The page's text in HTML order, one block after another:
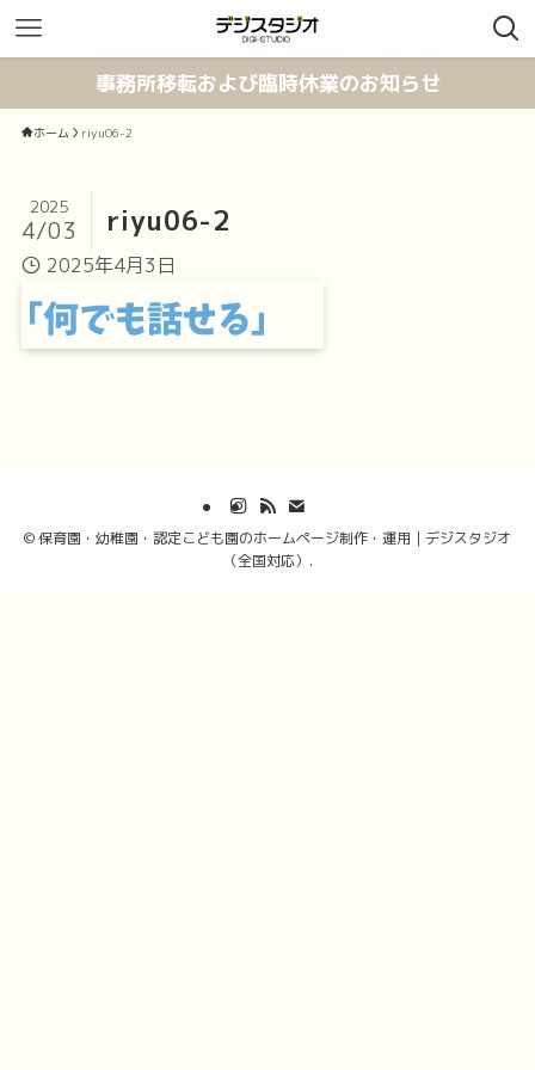
事務所移転および臨時休業のお知らせ
ホーム riyu06-2
riyu06-2
2025
4/03
2025年4月3日
©保育園・幼稚園・認定こども園のホームページ制作・運用｜デジスタジオ
（全国対応）.